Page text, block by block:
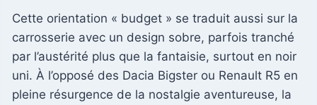
Cette orientation « budget » se traduit aussi sur la
carrosserie avec un design sobre, parfois tranché
par l’austérité plus que la fantaisie, surtout en noir
uni. À l’opposé des Dacia Bigster ou Renault R5 en
pleine résurgence de la nostalgie aventureuse, la